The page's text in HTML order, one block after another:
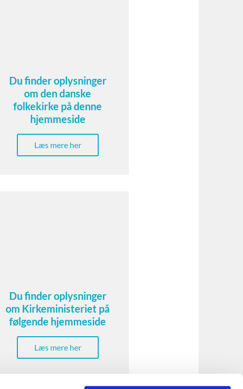
Du finder oplysninger
om den danske
folkekirke på denne
hjemmeside
Læs mere her
Du finder oplysninger
om Kirkeministeriet på
følgende hjemmeside
Læs mere her